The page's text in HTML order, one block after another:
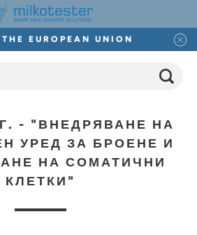
EUROPEAN UNION
Г. - "ВНЕДРЯВАНЕ НА
УРЕД ЗА БРОЕНЕ И
НА СОМАТИЧНИ
КЛЕТКИ"